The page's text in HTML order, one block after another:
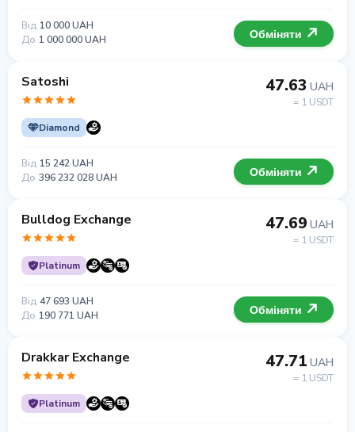
Від 10 000 UAH
До 1 000 000 UAH Обміняти
Satoshi
Diamond
47.63 UAH
= 1 USDT
Від 15 242 UAH
До 396 232 028 UAH Обміняти
Bulldog Exchange
Platinum
47.69 UAH
= 1 USDT
Від 47 693 UAH
До 190 771 UAH Обміняти
Drakkar Exchange
Platinum
47.71 UAH
= 1 USDT